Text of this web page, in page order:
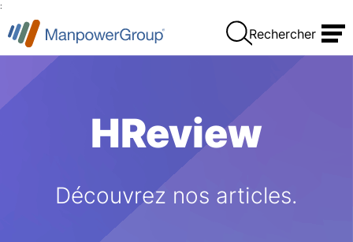
:
Rechercher
HReview
Découvrez nos articles.